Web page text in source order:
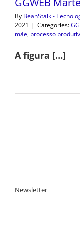
By BeanStalk -
2021 | Categories:
mãe, processo
A figura […]
Newsletter